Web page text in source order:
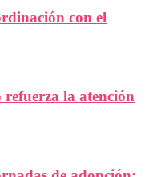
con el
la atención